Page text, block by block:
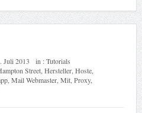
Juli 2013 in :Tutorials
Street,Hersteller,Hoste,
,Mail Webmaster,Mit,Proxy,